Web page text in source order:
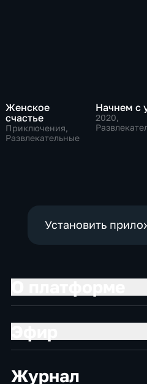
Женское
счастье
Приключения,
Развлекательные
Начнем с
2020,
Установить
Журнал